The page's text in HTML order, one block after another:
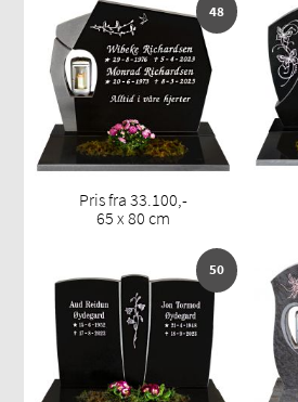
48
Pris fra 33.100,-
65 x 80 cm
50